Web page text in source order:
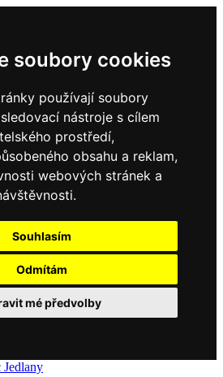
soubory cookies
používají soubory
nástroje s cílem
prostředí,
obsahu a reklam,
webových stránek a
Souhlasím
Odmítám
mé předvolby
Jedlany